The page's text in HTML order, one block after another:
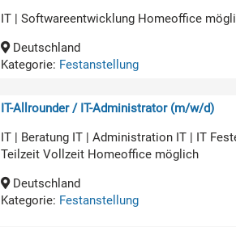
IT | Softwareentwicklung Homeoffice
Deutschland
Kategorie: Festanstellung
IT-Allrounder / IT-Administrator (m/w/d)
IT | Beratung IT | Administration IT | IT
Teilzeit Vollzeit Homeoffice möglich
Deutschland
Kategorie: Festanstellung